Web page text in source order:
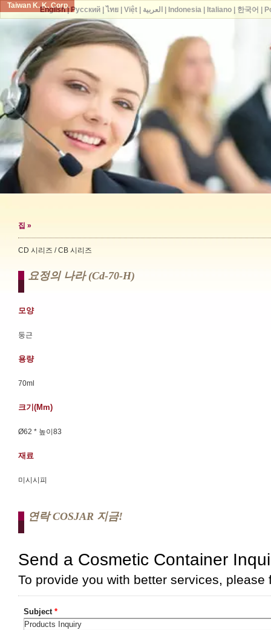
Taiwan K. K. Corp.
집 »
CD 시리즈 / CB 시리즈
요정의 나라 (cd-70-H)
모양
둥근
용량
70ml
크기(mm)
Ø62 * 높이83
재료
미시시피
연락 COSJAR 지금!
English| Русский| ไทย| Việt| العربية Indonesia| Italiano| 한국어